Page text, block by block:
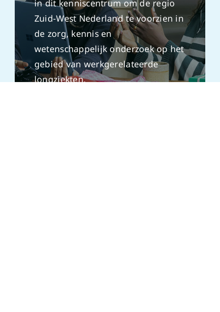
de zorg, kennis en
wetenschappelijk onderzoek op het
gebied van werkgerelateerde
longziekten.